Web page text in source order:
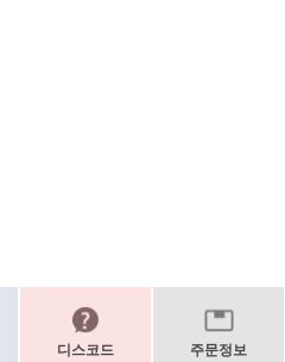
디스코드 주문정보